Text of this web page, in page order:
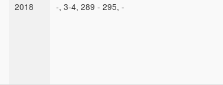
2018 -, 3-4, 289 - 295, -